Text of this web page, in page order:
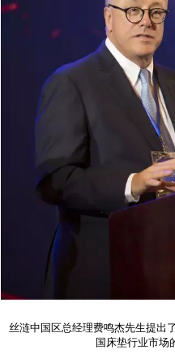
丝涟中国区总经理费鸣杰先生提出
国床垫行业市场